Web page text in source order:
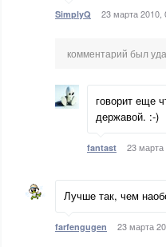
SimplyQ 23 марта 2010,
комментарий был
говорит еще
державой. :-)
fantast 23 марта
Лучше так, чем
farfengugen 23 марта